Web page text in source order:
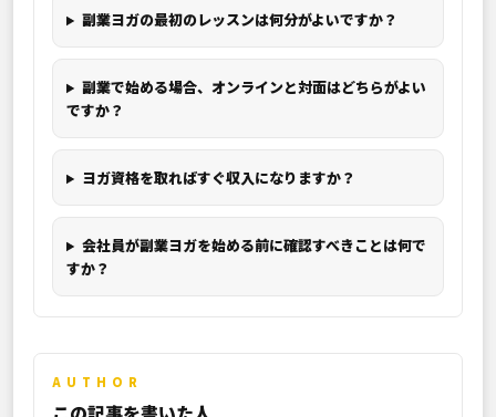
副業ヨガの最初のレッスンは何分がよいですか？
副業で始める場合、オンラインと対面はどちらがよい
ですか？
ヨガ資格を取ればすぐ収入になりますか？
会社員が副業ヨガを始める前に確認すべきことは何で
すか？
AUTHOR